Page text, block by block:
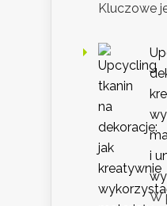
Kluczowe
i
W